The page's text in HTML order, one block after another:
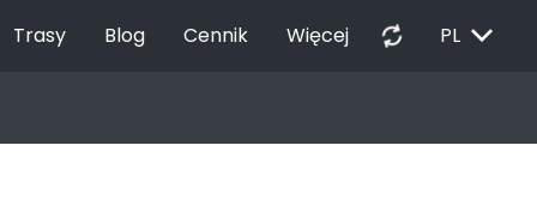
Trasy Blog Cennik Więcej autorenew PL EXPAND_MORE